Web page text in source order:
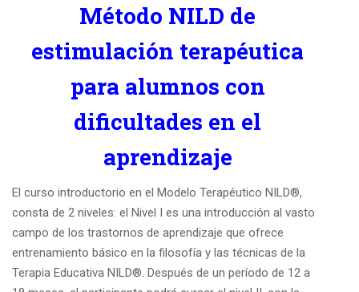
Método NILD de
estimulación terapéutica
para alumnos con
dificultades en el
aprendizaje
El curso introductorio en el Modelo Terapéutico NILD®,
consta de 2 niveles: el Nivel I es una introducción al vasto
campo de los trastornos de aprendizaje que ofrece
entrenamiento básico en la filosofía y las técnicas de la
Terapia Educativa NILD®. Después de un período de 12 a